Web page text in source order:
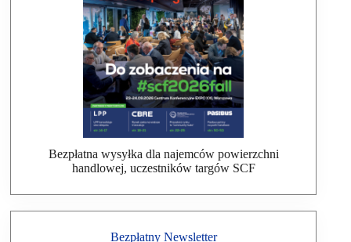
Bezpłatna wysyłka dla najemców powierzchni
handlowej, uczestników targów SCF
Bezpłatny Newsletter